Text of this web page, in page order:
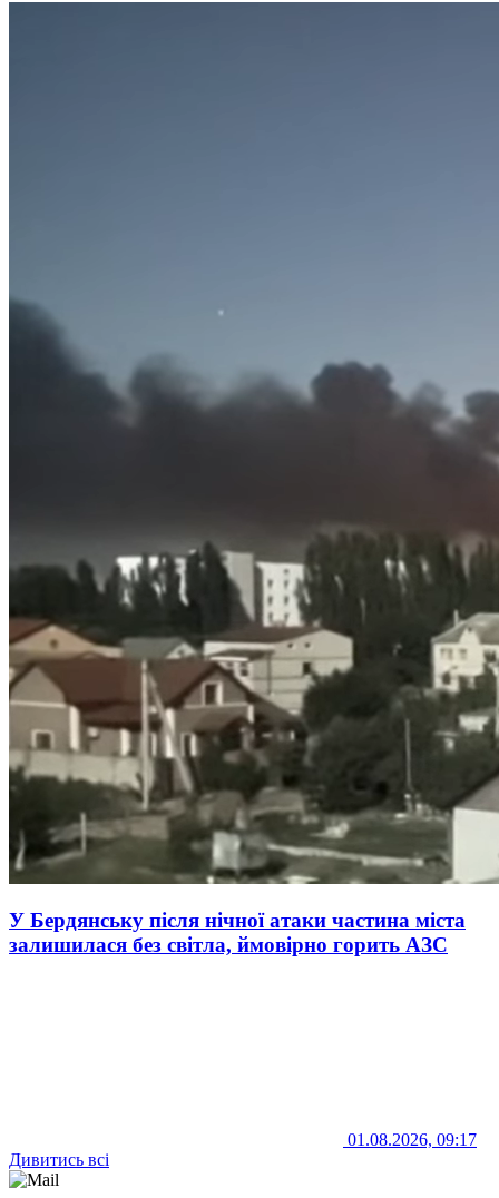
У Бердянську після нічної атаки частина міста
залишилася без світла, ймовірно горить АЗС
01.08.2026, 09:17
Дивитись всі